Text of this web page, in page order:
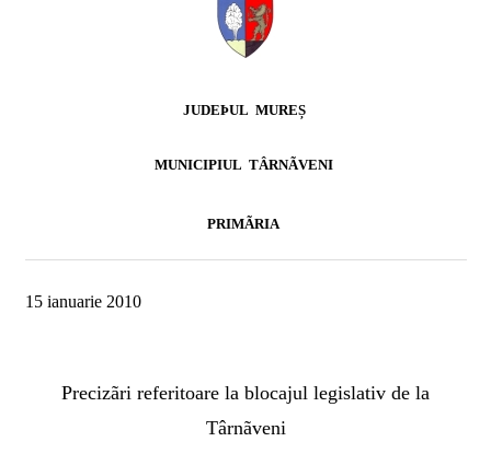
JUDEÞUL MUREȘ
MUNICIPIUL TÂRNÃVENI
PRIMÃRIA
15 ianuarie 2010
Precizãri referitoare la blocajul legislativ de la
Târnãveni